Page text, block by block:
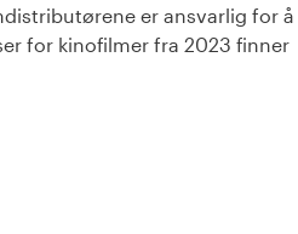
er ansvarlig for å
for kinofilmer fra 2023 finner